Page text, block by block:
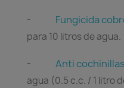
- Fungicida
para 10 litros de agua.
- Anti cochinillas
agua (0.5 c.c. / 1 litro